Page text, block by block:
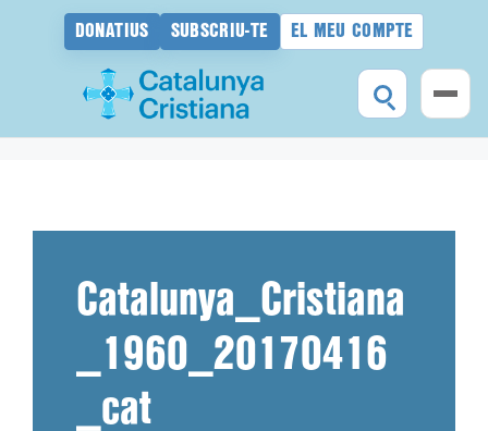
DONATIUS SUBSCRIU-TE EL MEU COMPTE
Catalunya_Cristiana
_1960_20170416
_cat